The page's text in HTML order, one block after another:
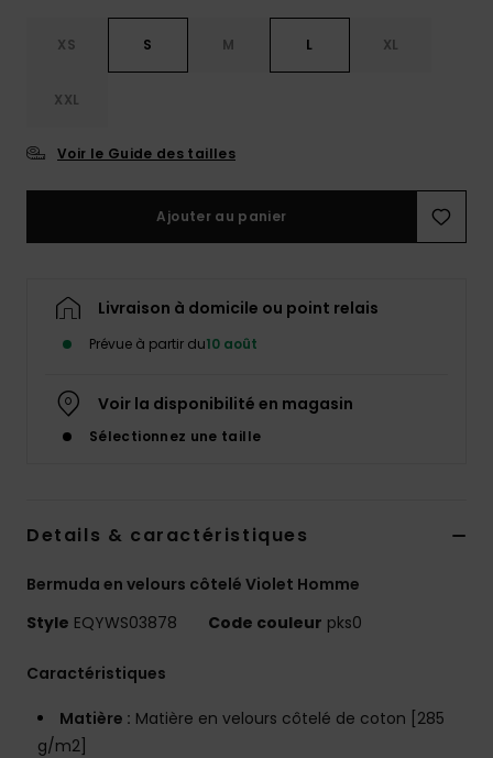
XS S M L XL
XXL
Voir le Guide des tailles
Ajouter au panier
Livraison à domicile ou point relais
Prévue à partir du10 août
Voir la disponibilité en magasin
Sélectionnez une taille
Details & caractéristiques
Bermuda en velours côtelé Violet Homme
Style EQYWS03878 Code couleur pks0
Caractéristiques
Matière : Matière en velours côtelé de coton [285
g/m2]